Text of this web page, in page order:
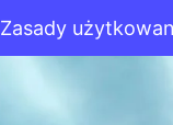
Zasady